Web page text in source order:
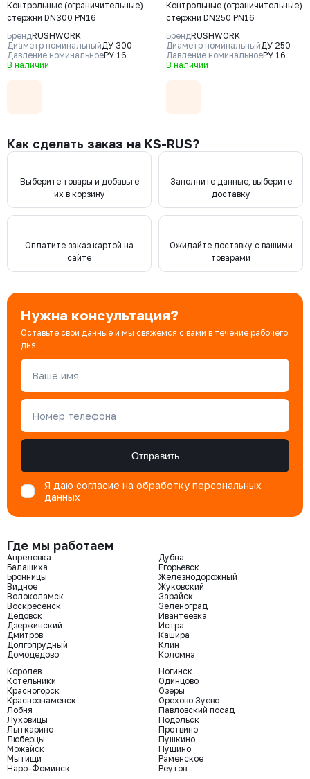
Контрольные (ограничительные)
стержни DN300 PN16
БрендRUSHWORK
Диаметр номинальныйДУ 300
Давление номинальноеРУ 16
В наличии
Контрольные (ограничительные)
стержни DN250 PN16
БрендRUSHWORK
Диаметр номинальныйДУ 250
Давление номинальноеРУ 16
В наличии
Как сделать заказ на KS-RUS?
Выберите товары и добавьте
их в корзину
Заполните данные, выберите
доставку
Оплатите заказ картой на
сайте
Ожидайте доставку с вашими
товарами
Нужна консультация?
Оставьте свои данные и мы свяжемся с вами в течение рабочего
дня
Ваше имя
Номер телефона
Отправить
Я даю согласие на обработку персональных
данных
Где мы работаем
Апрелевка
Балашиха
Бронницы
Видное
Волоколамск
Воскресенск
Дедовск
Дзержинский
Дмитров
Долгопрудный
Домодедово
Дубна
Егорьевск
Железнодорожный
Жуковский
Зарайск
Зеленоград
Ивантеевка
Истра
Кашира
Клин
Коломна
Королев
Котельники
Красногорск
Краснознаменск
Лобня
Луховицы
Лыткарино
Люберцы
Можайск
Мытищи
Наро-Фоминск
Ногинск
Одинцово
Озеры
Орехово Зуево
Павловский посад
Подольск
Протвино
Пушкино
Пущино
Раменское
Реутов